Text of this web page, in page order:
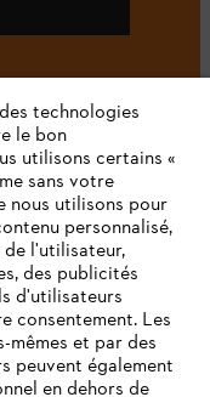
technologies
le bon
utilisons certains «
sans votre
nous utilisons pour
personnalisé,
l'utilisateur,
des publicités
d'utilisateurs
consentement. Les
et par des
peuvent également
en dehors de